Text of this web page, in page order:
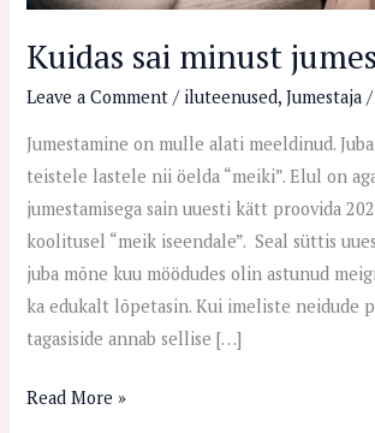
Kuidas sai minust
Leave a Comment / iluteenused,Jumestaja
Jumestamine on mulle alati meeldinud.
teistele lastele nii öelda “meiki”. Elul on
jumestamisega sain uuesti kätt proovida
koolitusel “meik iseendale”. Seal süttis
juba mõne kuu möödudes olin astunud
ka edukalt lõpetasin. Kui imeliste neidude
tagasiside annab sellise […]
Read More »